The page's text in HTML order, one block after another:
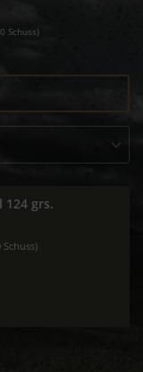
Schuss)
124 grs.